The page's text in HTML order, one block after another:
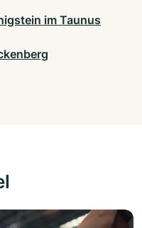
im Taunus